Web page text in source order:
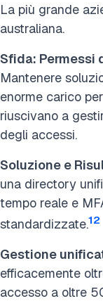
La più grande
australiana.
Sfida: Permessi
Mantenere
enorme carico
riuscivano a
degli accessi.
Soluzione e
una directory
tempo reale e
standardizzate.12
Gestione
efficacemente
accesso a oltre